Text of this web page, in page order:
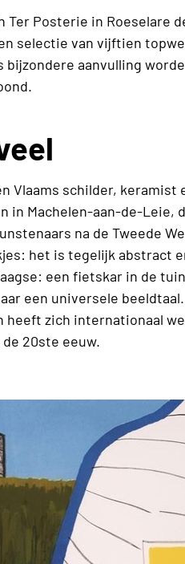
Posterie in Roeselare
selectie van vijftien
bijzondere aanvulling
Vlaams schilder,
in Machelen-aan-de-Leie,
na de Tweede
het is tegelijk abstract
een fietskar in de
een universele
heeft zich internationaal
20ste eeuw.